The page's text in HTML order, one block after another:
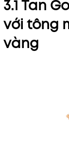
3.1 Tan
với tông
vàng